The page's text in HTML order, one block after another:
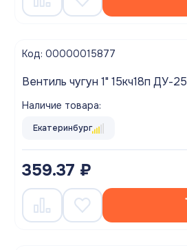
Код: 00000015877
Вентиль чугун 1" 15кч18п ДУ-25
Наличие товара:
Екатеринбург
359.37 ₽